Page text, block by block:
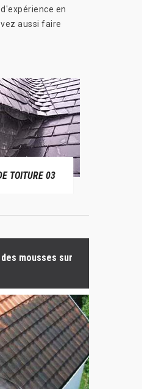
en
aussi faire
TOITURE 03
mousses sur